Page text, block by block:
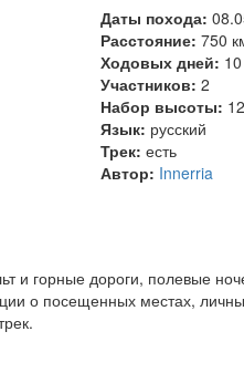
Даты похода:
Расстояние:750
Ходовых дней: 10
Участников:2
Набор высоты:
Язык: русский
Трек:есть
Автор: Innerria
и горные дороги, полевые
о посещенных местах,